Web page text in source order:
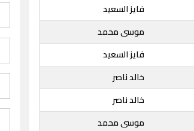
فايز السعيد
موسى محمد
فايز السعيد
خالد ناصر
خالد ناصر
موسى محمد